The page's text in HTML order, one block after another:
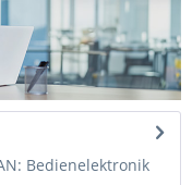
Bedienelektronik